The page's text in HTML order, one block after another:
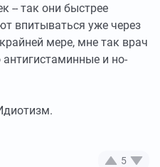
-- так они быстрее
впитываться уже через
мере, мне так врач
и но-
5